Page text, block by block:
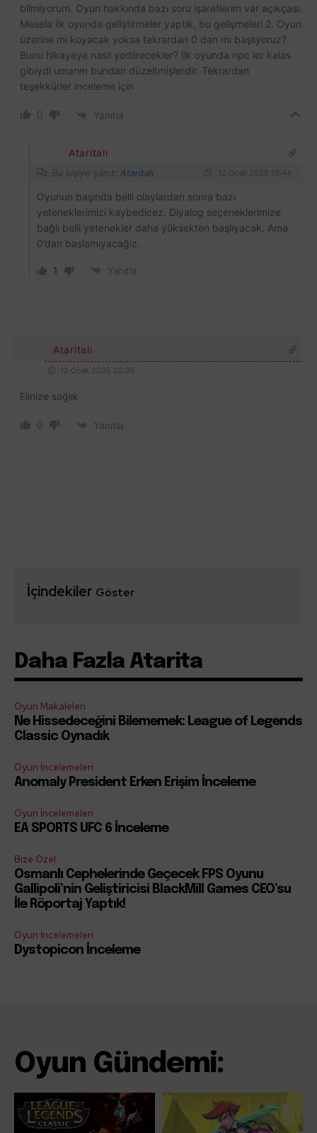
bilmiyorum. Oyun hakkında bazı soru işaretlerim var açıkçası.
Mesela ilk oyunda geliştirmeler yaptık, bu gelişmeleri 2. Oyun
üzerine mi koyacak yoksa tekrardan 0 dan mı başlıyoruz?
Bunu hikayeye nasıl yediirecekler? İlk oyunda npc ler kalas
gibiydi umarım bundan düzeltmişlerdir. Tekrardan
teşekkürler inceleme için
0 Yanıtla
Ataritalı
Bu kişiye yanıt: Ataritalı 12 Ocak 2025 10:44
Oyunun başında belli olaylardan sonra bazı
yeteneklerimizi kaybedicez. Diyalog seçeneklerimize
bağlı belli yetenekler daha yüksekten başlıyacak. Ama
0’dan başlamıyacağız.
1 Yanıtla
Ataritalı
12 Ocak 2025 02:35
Elinize sağlık
0 Yanıtla
İçindekiler Göster
Daha Fazla Atarita
Oyun Makaleleri
Ne Hissedeceğini Bilememek: League of Legends
Classic Oynadık
Oyun İncelemeleri
Anomaly President Erken Erişim İnceleme
Oyun İncelemeleri
EA SPORTS UFC 6 İnceleme
Bize Özel
Osmanlı Cephelerinde Geçecek FPS Oyunu
Gallipoli’nin Geliştiricisi BlackMill Games CEO’su
İle Röportaj Yaptık!
Oyun İncelemeleri
Dystopicon İnceleme
Oyun Gündemi: